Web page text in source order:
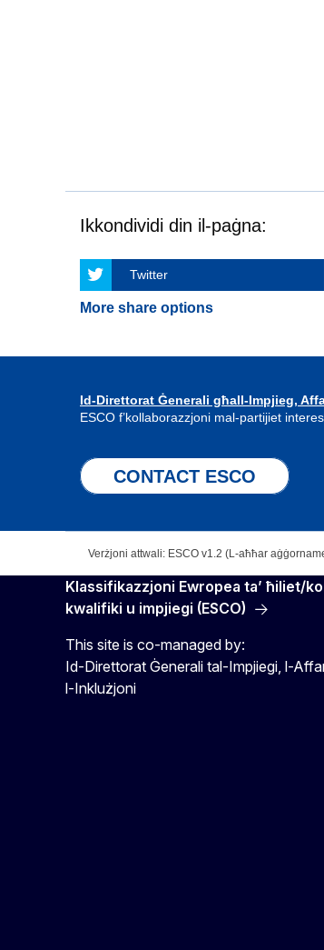
Ikkondividi din il-paġna:
Twitter
More share options
Id-Direttorat Ġenerali għall-Impjieg,
ESCO f’kollaborazzjoni mal-partijiet
CONTACT ESCO
Verżjoni attwali: ESCO v1.2 (L-aħħar
Klassifikazzjoni Ewropea ta’ ħiliet/
kwalifiki u impjiegi (ESCO)
This site is co-managed by:
Id-Direttorat Ġenerali tal-Impjiegi, l-
l-Inklużjoni